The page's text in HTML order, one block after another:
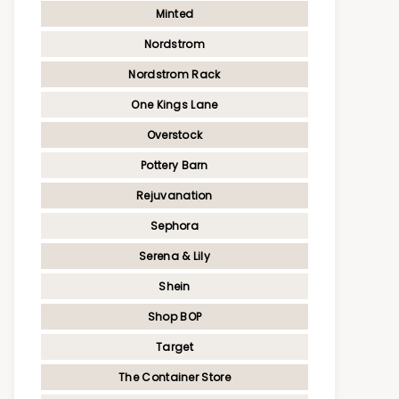
Minted
Nordstrom
Nordstrom Rack
One Kings Lane
Overstock
Pottery Barn
Rejuvanation
Sephora
Serena & Lily
Shein
Shop BOP
Target
The Container Store